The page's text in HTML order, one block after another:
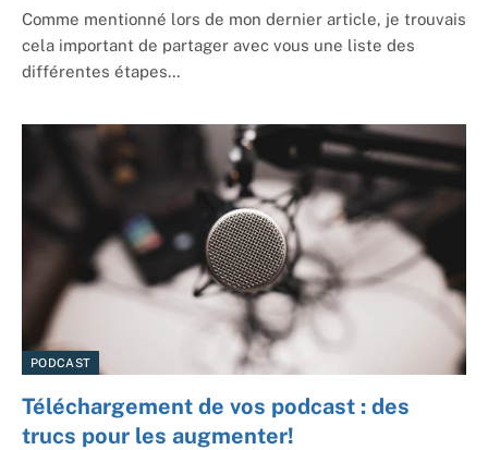
Comme mentionné lors de mon dernier article, je trouvais
cela important de partager avec vous une liste des
différentes étapes…
PODCAST
Téléchargement de vos podcast : des
trucs pour les augmenter!